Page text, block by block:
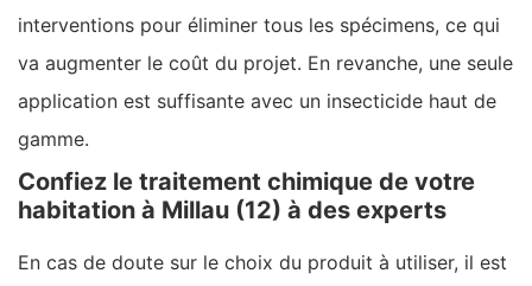
interventions pour éliminer tous les spécimens, ce qui
va augmenter le coût du projet. En revanche, une seule
application est suffisante avec un insecticide haut de
gamme.
Confiez le traitement chimique de votre
habitation à Millau (12) à des experts
En cas de doute sur le choix du produit à utiliser, il est